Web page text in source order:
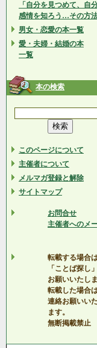
「自分を見つめて、自
感情を知ろう…その方法
男女・恋愛の本一覧
愛・夫婦・結婚の本
一覧
本の検索
このページについて
主催者について
メルマガ登録と解除
サイトマップ
お問合せ
主催者へのメ
転載する場合
「ことば探し
お願いいたしま
転載した場合は
連絡お願いい
ます。
無断掲載禁止